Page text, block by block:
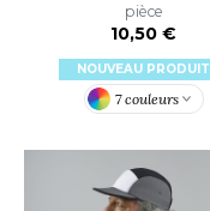
pièce
10,50 €
NOUVEAU PRODUIT
7 couleurs